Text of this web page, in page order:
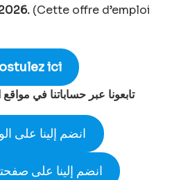
(Cette offre d’emploi
ici
تابعونا عبر حساباتنا في
انضم إلينا على
انضم إلينا على